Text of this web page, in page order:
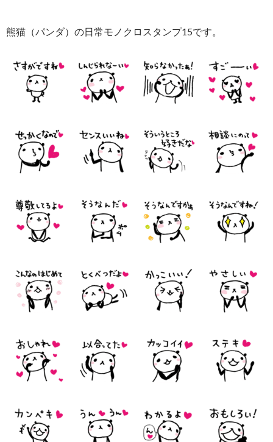
熊猫（パンダ）の日常モノクロスタンプ15です。